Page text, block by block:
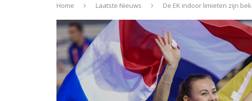
Home Laatste Nieuws De EK indoor limieten zijn